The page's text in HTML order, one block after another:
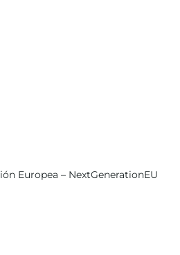
Europea – NextGenerationEU